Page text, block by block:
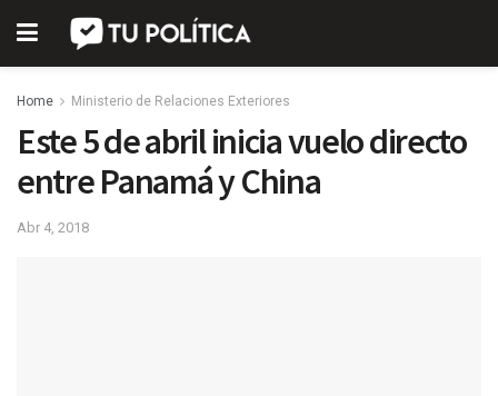
Home Ministerio de Relaciones Exteriores
Este 5 de abril inicia vuelo directo
entre Panamá y China
Abr 4, 2018